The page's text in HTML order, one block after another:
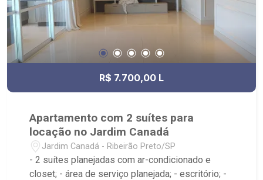
R$ 7.700,00 L
Apartamento com 2 suítes para
locação no Jardim Canadá
Jardim Canadá - Ribeirão Preto/SP
- 2 suítes planejadas com ar-condicionado e
closet; - área de serviço planejada; - escritório; -